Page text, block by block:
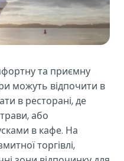
та приємну
можуть відпочити в
в ресторані, де
або
в кафе. На
торгівлі,